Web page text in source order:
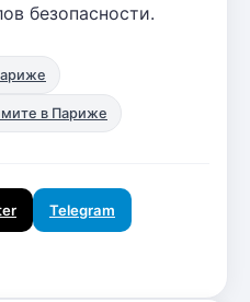
безопасности.
в Париже
Telegram